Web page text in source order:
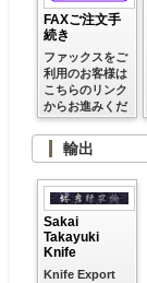
FAXご注文手
続き
ファックスをご
利用のお客様は
こちらのリンク
からお進みくだ
さい
輸出
Sakai
Takayuki
Knife
Knife Export